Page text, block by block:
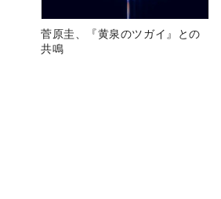
菅原圭、『黄泉のツガイ』との
共鳴